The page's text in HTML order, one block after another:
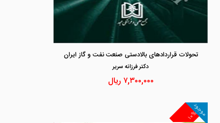
تحولات قراردادهای بالادستی صنعت نفت و گاز ایران
دكتر فرزانه سرير
۷,۳۰۰,۰۰۰ ریال
۱۰%
موجود